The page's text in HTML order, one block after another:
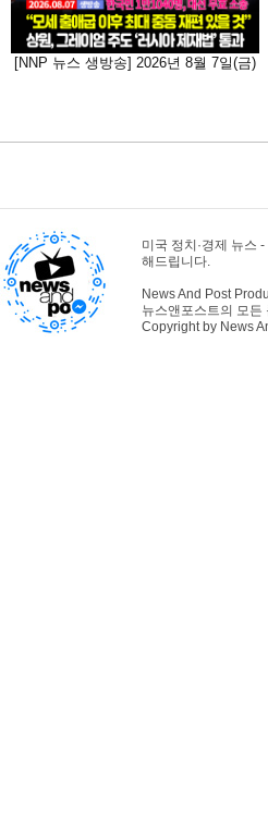
[NNP 뉴스 생방송] 2026년 8월 7일(금)
미국 정치·경제 뉴스
해드립니다.
News And Post
뉴스앤포스트의 모든
Copyright by News